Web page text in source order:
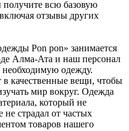
получите всю базовую
отзывы других
Pon pon» занимается
Алма-Ата и наш персонал
необходимую одежду.
в качественные вещи, чтобы
мир вокруг. Одежда
который не
страдал от частых
товаров нашего